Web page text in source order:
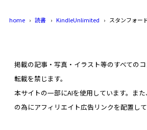
home 読書 KindleUnlimited スタンフォー
掲載の記事・写真・イラスト等のすべての
転載を禁じます。
本サイトの一部にAIを使用しています。ま
の為にアフィリエイト広告リンクを配置して